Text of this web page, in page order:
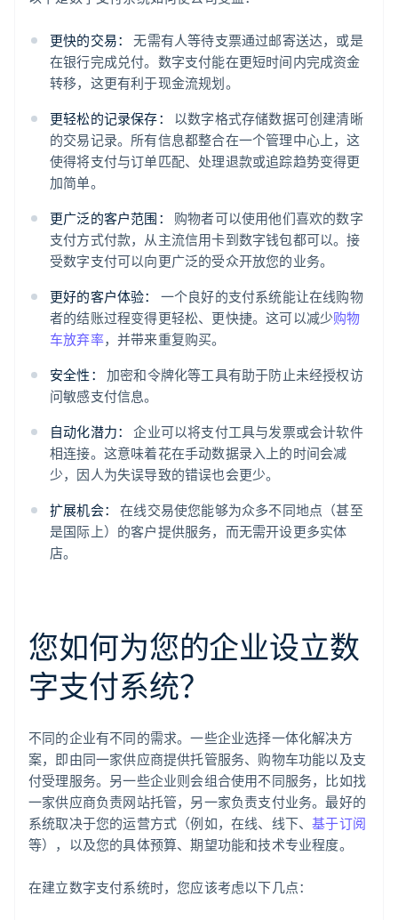
更快的交易：
无需有人等待支票通过邮寄送达，或是
在银行完成兑付。数字支付能在更短时间内完成资金
转移，这更有利于现金流规划。
更轻松的记录保存：
以数字格式存储数据可创建清晰
的交易记录。所有信息都整合在一个管理中心上，这
使得将支付与订单匹配、处理退款或追踪趋势变得更
加简单。
更广泛的客户范围：
购物者可以使用他们喜欢的数字
支付方式付款，从主流信用卡到数字钱包都可以。接
受数字支付可以向更广泛的受众开放您的业务。
更好的客户体验：
一个良好的支付系统能让在线购物
者的结账过程变得更轻松、更快捷。这可以减少购物
车放弃率，并带来重复购买。
安全性：
加密和令牌化等工具有助于防止未经授权访
问敏感支付信息。
自动化潜力：
企业可以将支付工具与发票或会计软件
相连接。这意味着花在手动数据录入上的时间会减
少，因人为失误导致的错误也会更少。
扩展机会：
在线交易使您能够为众多不同地点（甚至
是国际上）的客户提供服务，而无需开设更多实体
店。
您如何为您的企业设立数
字支付系统？
不同的企业有不同的需求。一些企业选择一体化解决方
案，即由同一家供应商提供托管服务、购物车功能以及支
付受理服务。另一些企业则会组合使用不同服务，比如找
一家供应商负责网站托管，另一家负责支付业务。最好的
系统取决于您的运营方式（例如，在线、线下、基于订阅
等），以及您的具体预算、期望功能和技术专业程度。
在建立数字支付系统时，您应该考虑以下几点：